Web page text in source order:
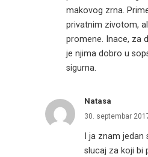
makovog zrna.
privatnim zivotom,
promene. Inace, za
je njima dobro u
sigurna.
Natasa
30. septembar
I ja znam
slucaj za koji bi